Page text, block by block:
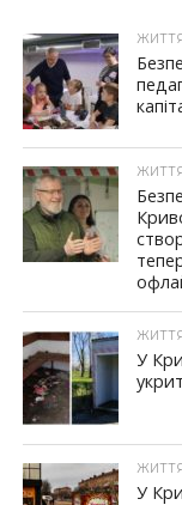
У
У